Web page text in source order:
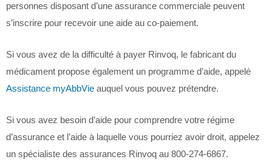
personnes disposant d’une assurance commerciale peuvent
s’inscrire pour recevoir une aide au co-paiement.
Si vous avez de la difficulté à payer Rinvoq, le fabricant du
médicament propose également un programme d’aide, appelé
Assistance myAbbVie auquel vous pouvez prétendre.
Si vous avez besoin d’aide pour comprendre votre régime
d’assurance et l’aide à laquelle vous pourriez avoir droit, appelez
un spécialiste des assurances Rinvoq au 800-274-6867.